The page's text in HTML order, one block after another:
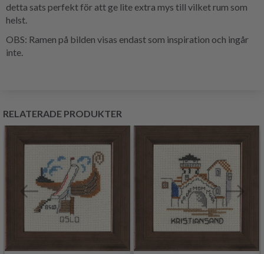
detta sats perfekt för att ge lite extra mys till vilket rum som
helst.
OBS: Ramen på bilden visas endast som inspiration och ingår
inte.
RELATERADE PRODUKTER